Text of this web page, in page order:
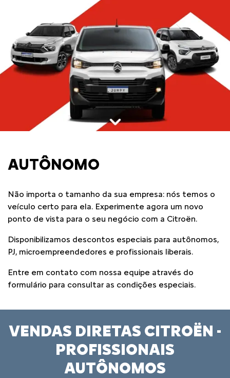
AUTÔNOMO
Não importa o tamanho da sua empresa: nós temos o
veículo certo para ela. Experimente agora um novo
ponto de vista para o seu negócio com a Citroën.
Disponibilizamos descontos especiais para autônomos,
PJ, microempreendedores e profissionais liberais.
Entre em contato com nossa equipe através do
formulário para consultar as condições especiais.
VENDAS DIRETAS CITROËN -
PROFISSIONAIS
AUTÔNOMOS